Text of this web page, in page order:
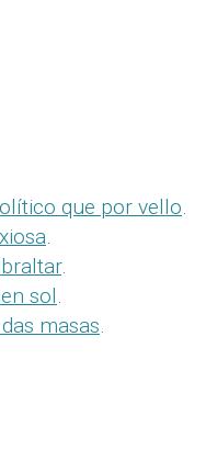
que por vello.
.
.
sol.
masas.